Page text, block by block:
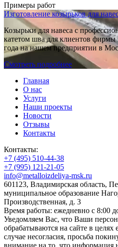
Примеры работ
Изготовление козырьков для
Козырьки для навеса с
катетом шва для клиентов фирмы
года на нашем предприятии в
Смотреть подробнее
Главная
О нас
Услуги
Наши проекты
Новости
Отзывы
Контакты
Контакты:
+7 (495) 510-44-38
+7 (995) 121-21-05
info@metalloizdeliya-msk.ru
601123, Владимирская область,
муниципальное образование
Производственная, д. 3
Время работы: ежедневно с 8:00
Уведомляем Вас, что Ваши
обрабатываются на сайте в
случае несогласия, просьба
внимание на то, что информация